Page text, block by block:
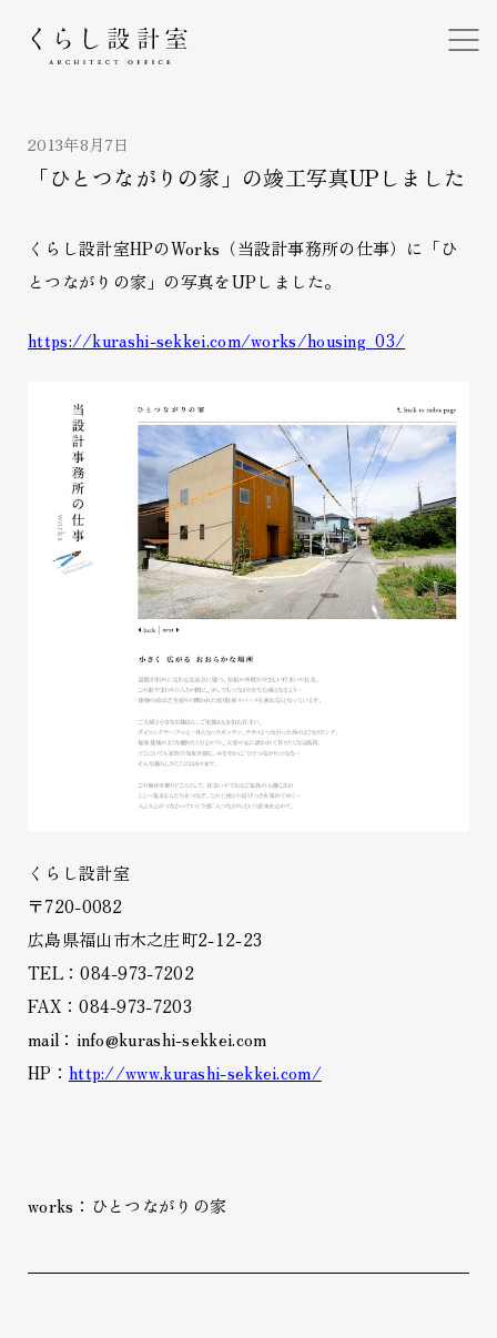
2013年8月7日
「ひとつながりの家」の竣工写真UPしました
くらし設計室HPのWorks（当設計事務所の仕事）に「ひ
とつながりの家」の写真をUPしました。
https://kurashi-sekkei.com/works/housing_03/
くらし設計室
〒720-0082
広島県福山市木之庄町2-12-23
TEL：084-973-7202
FAX：084-973-7203
mail：info@kurashi-sekkei.com
HP： http://www.kurashi-sekkei.com/
works：ひとつながりの家